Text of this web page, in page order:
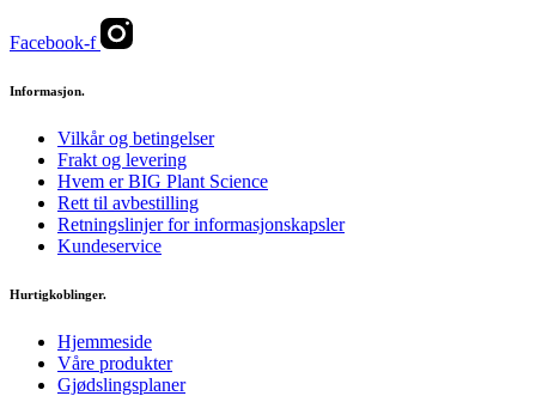
Facebook-f
Informasjon.
Vilkår og betingelser
Frakt og levering
Hvem er BIG Plant Science
Rett til avbestilling
Retningslinjer for informasjonskapsler
Kundeservice
Hurtigkoblinger.
Hjemmeside
Våre produkter
Gjødslingsplaner